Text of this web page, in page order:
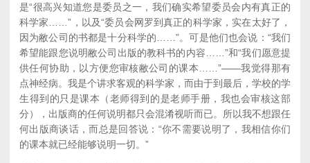
是“很高兴知道您是委员之一，我们确实希望委员会内有真正的
科学家……”，以及“委员会网罗到真正的科学家，实在太好了，
因为敝公司的书都是十分科学的……”。可是他们也会说：“我们
希望能跟您说明敝公司出版的教科书的内容……”和“我们愿意提
供任何协助，以方便您审核敝公司的课本……”——我觉得那有
点神经病。我是个讲求客观的科学家，而由于到最后，学校的学
生得到的只是课本（老师得到的是老师手册，我也会审核这部
分），出版商的任何说明都只会混淆视听而已。所以我不想跟任
何出版商谈话，而总是回答说：“你不需要说明了，我相信你们
的课本就已经能够说明一切。”